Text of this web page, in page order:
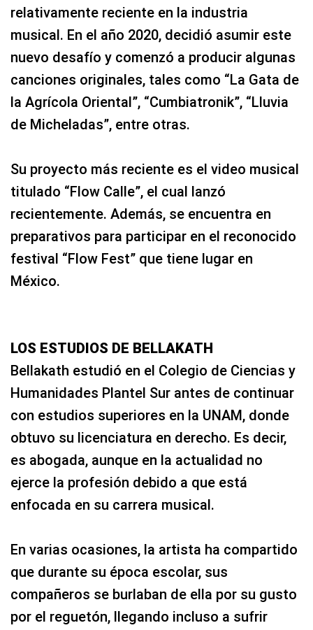
relativamente reciente en la industria
musical. En el año 2020, decidió asumir este
nuevo desafío y comenzó a producir algunas
canciones originales, tales como “La Gata de
la Agrícola Oriental”, “Cumbiatronik”, “Lluvia
de Micheladas”, entre otras.
Su proyecto más reciente es el video musical
titulado “Flow Calle”, el cual lanzó
recientemente. Además, se encuentra en
preparativos para participar en el reconocido
festival “Flow Fest” que tiene lugar en
México.
LOS ESTUDIOS DE BELLAKATH
Bellakath estudió en el Colegio de Ciencias y
Humanidades Plantel Sur antes de continuar
con estudios superiores en la UNAM, donde
obtuvo su licenciatura en derecho. Es decir,
es abogada, aunque en la actualidad no
ejerce la profesión debido a que está
enfocada en su carrera musical.
En varias ocasiones, la artista ha compartido
que durante su época escolar, sus
compañeros se burlaban de ella por su gusto
por el reguetón, llegando incluso a sufrir